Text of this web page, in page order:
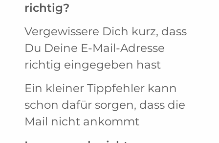
richtig?
Vergewissere Dich kurz, dass
Du Deine E-Mail-Adresse
richtig eingegeben hast
Ein kleiner Tippfehler kann
schon dafür sorgen, dass die
Mail nicht ankommt